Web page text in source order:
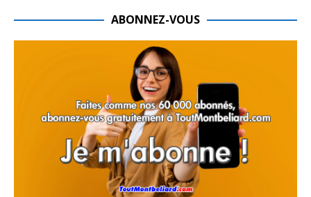
ABONNEZ-VOUS